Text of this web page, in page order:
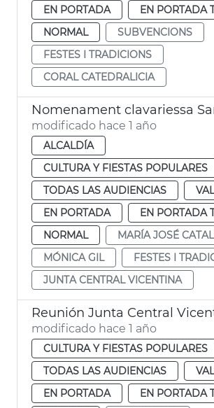
EN PORTADA
EN PORTADA
NORMAL
SUBVENCIONS
FESTES I TRADICIONS
CORAL CATEDRALICIA
modificado hace 1 año
ALCALDÍA
CULTURA Y FIESTAS POPULARES
TODAS LAS AUDIENCIAS
EN PORTADA
EN PORTADA
NORMAL
MARÍA JOSÉ
MÓNICA GIL
FESTES I
JUNTA CENTRAL VICENTINA
Reunión Junta Central
modificado hace 1 año
CULTURA Y FIESTAS POPULARES
TODAS LAS AUDIENCIAS
EN PORTADA
EN PORTADA